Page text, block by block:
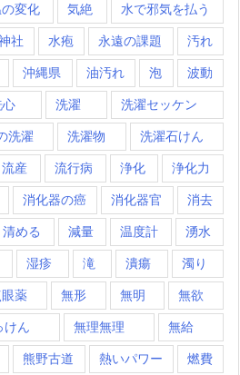
変化 気絶 水で邪気を払う
社 水疱 永遠の課題 汚れ
沖縄県 油汚れ 泡 波動
心 洗濯 洗濯セッケン
洗濯 洗濯物 洗濯石けん
流産 流行病 浄化 浄化力
消化器の癌 消化器官 消去
清める 減量 温度計 湧水
湿疹 滝 潰瘍 濁り
眼薬 無形 無明 無欲
けん 無理無理 無給
熊野古道 熱いパワー 燃費